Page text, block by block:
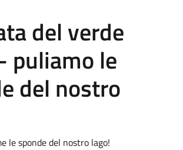
del verde
puliamo le
del nostro
le sponde del nostro lago!